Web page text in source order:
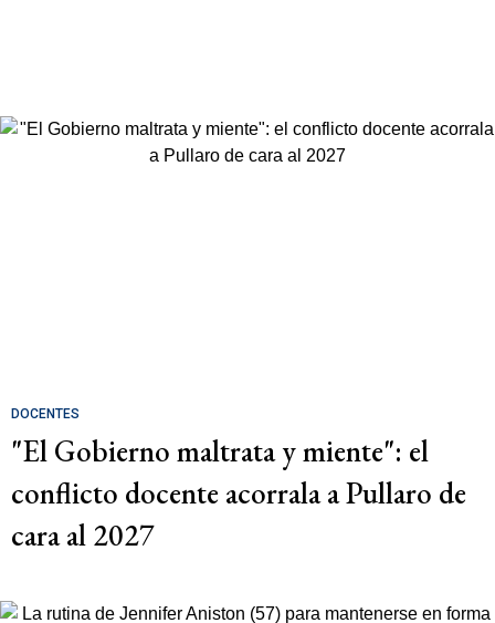
DOCENTES
"El Gobierno maltrata y miente": el
conflicto docente acorrala a Pullaro de
cara al 2027